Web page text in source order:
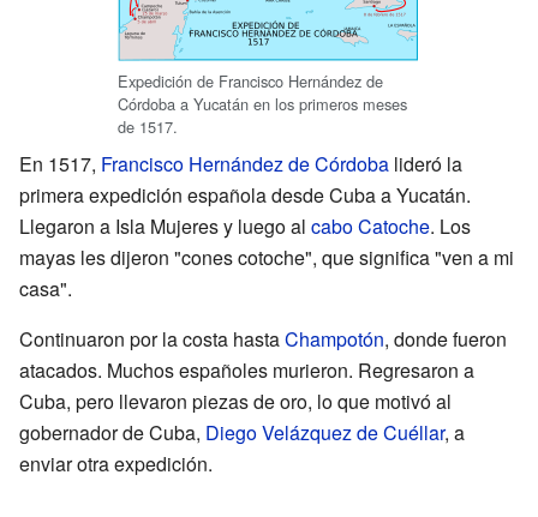
Expedición de Francisco Hernández de
Córdoba a Yucatán en los primeros meses
de 1517.
En 1517, Francisco Hernández de Córdoba lideró la
primera expedición española desde Cuba a Yucatán.
Llegaron a Isla Mujeres y luego al cabo Catoche. Los
mayas les dijeron "cones cotoche", que significa "ven a mi
casa".
Continuaron por la costa hastaChampotón, donde fueron
atacados. Muchos españoles murieron. Regresaron a
Cuba, pero llevaron piezas de oro, lo que motivó al
gobernador de Cuba, Diego Velázquez de Cuéllar, a
enviar otra expedición.